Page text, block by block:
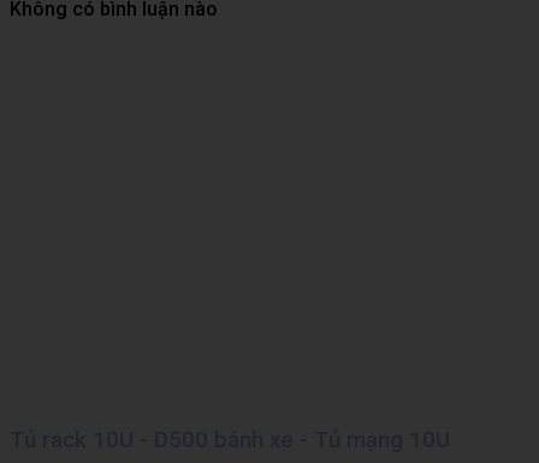
Không có bình luận nào